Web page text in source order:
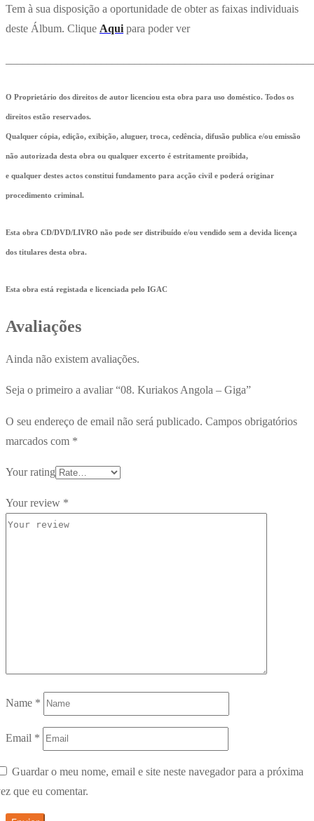
Tem à sua disposição a oportunidade de obter as faixas individuais
deste Álbum. Clique Aqui para poder ver
O Proprietário dos direitos de autor licenciou esta obra para uso doméstico. Todos os
direitos estão reservados.
Qualquer cópia, edição, exibição, aluguer, troca, cedência, difusão publica e/ou emissão
não autorizada desta obra ou qualquer excerto é estritamente proibida,
e qualquer destes actos constitui fundamento para acção civil e poderá originar
procedimento criminal.
Esta obra CD/DVD/LIVRO não pode ser distribuído e/ou vendido sem a devida licença
dos titulares desta obra.
Esta obra está registada e licenciada pelo IGAC
Avaliações
Ainda não existem avaliações.
Seja o primeiro a avaliar “08. Kuriakos Angola – Giga”
O seu endereço de email não será publicado. Campos obrigatórios
marcados com *
Your rating
Your review *
Name *
Email *
Guardar o meu nome, email e site neste navegador para a próxima
que eu comentar.